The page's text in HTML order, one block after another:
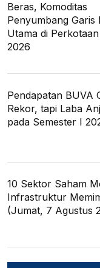
Beras, Komoditas
Penyumbang Garis
Utama di
2026
Pendapatan BUVA
Rekor, tapi Laba
pada Semester I
10 Sektor Saham
Infrastruktur
(Jumat, 7 Agustus